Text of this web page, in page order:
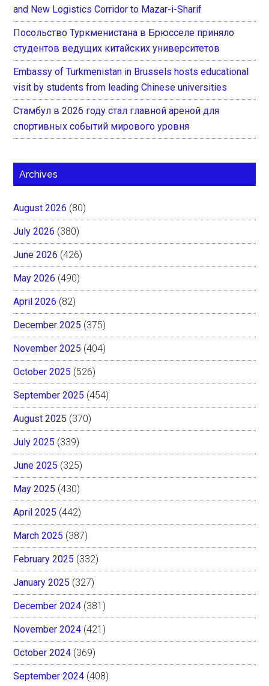
and New Logistics Corridor to Mazar-i-Sharif
Посольство Туркменистана в Брюсселе приняло
студентов ведущих китайских университетов
Embassy of Turkmenistan in Brussels hosts educational
visit by students from leading Chinese universities
Стамбул в 2026 году стал главной ареной для
спортивных событий мирового уровня
Archives
August 2026 (80)
July 2026 (380)
June 2026 (426)
May 2026 (490)
April 2026 (82)
December 2025 (375)
November 2025 (404)
October 2025 (526)
September 2025 (454)
August 2025 (370)
July 2025 (339)
June 2025 (325)
May 2025 (430)
April 2025 (442)
March 2025 (387)
February 2025 (332)
January 2025 (327)
December 2024 (381)
November 2024 (421)
October 2024 (369)
September 2024 (408)